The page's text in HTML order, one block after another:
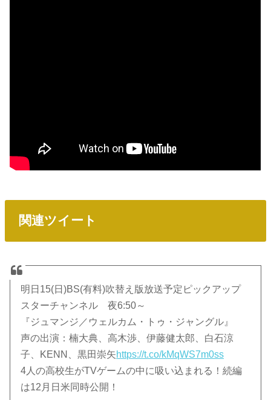
関連ツイート
明日15(日)BS(有料)吹替え版放送予定ピックアップ
スターチャンネル 夜6:50～
『ジュマンジ／ウェルカム・トゥ・ジャングル』
声の出演：楠大典、高木渉、伊藤健太郎、白石涼
子、KENN、黒田崇矢https://t.co/kMqWS7m0ss
4人の高校生がTVゲームの中に吸い込まれる！続編
は12月日米同時公開！